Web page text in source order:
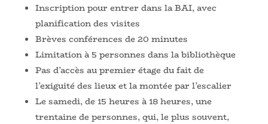
Inscription pour entrer dans la BAI, avec
planification des visites
Brèves conférences de 20 minutes
Limitation à 5 personnes dans la bibliothèque
Pas d’accès au premier étage du fait de
l’exiguité des lieux et la montée par l’escalier
Le samedi, de 15 heures à 18 heures, une
trentaine de personnes, qui, le plus souvent,